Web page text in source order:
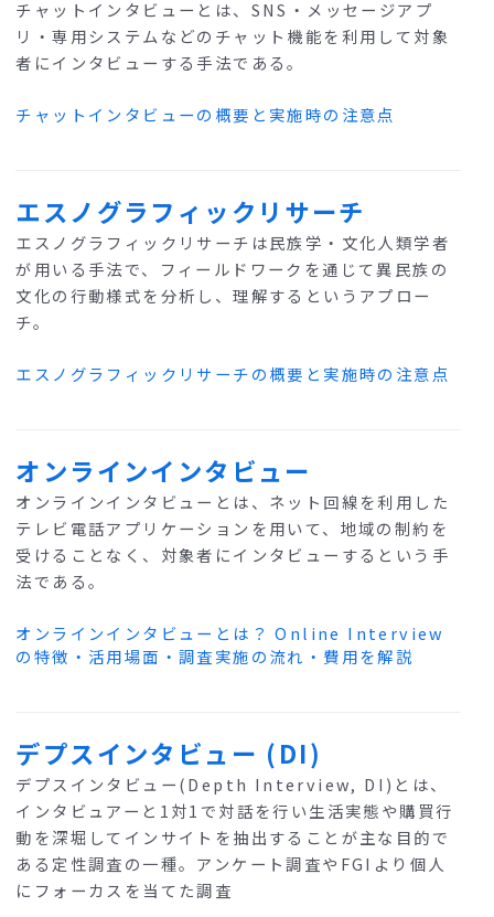
チャットインタビューとは、SNS・メッセージアプ
リ・専用システムなどのチャット機能を利用して対象
者にインタビューする手法である。
チャットインタビューの概要と実施時の注意点
エスノグラフィックリサーチ
エスノグラフィックリサーチは民族学・文化人類学者
が用いる手法で、フィールドワークを通じて異民族の
文化の行動様式を分析し、理解するというアプロー
チ。
エスノグラフィックリサーチの概要と実施時の注意点
オンラインインタビュー
オンラインインタビューとは、ネット回線を利用した
テレビ電話アプリケーションを用いて、地域の制約を
受けることなく、対象者にインタビューするという手
法である。
オンラインインタビューとは？ Online Interview
の特徴・活用場面・調査実施の流れ・費用を解説
デプスインタビュー (DI)
デプスインタビュー(Depth Interview, DI)とは、
インタビュアーと1対1で対話を行い生活実態や購買行
動を深堀してインサイトを抽出することが主な目的で
ある定性調査の一種。アンケート調査やFGIより個人
にフォーカスを当てた調査